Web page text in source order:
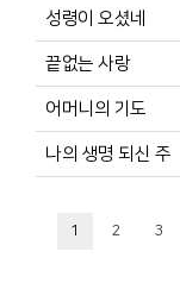
성령이 오셨네
끝없는 사랑
어머니의 기도
나의 생명 되신 주
1 2 3